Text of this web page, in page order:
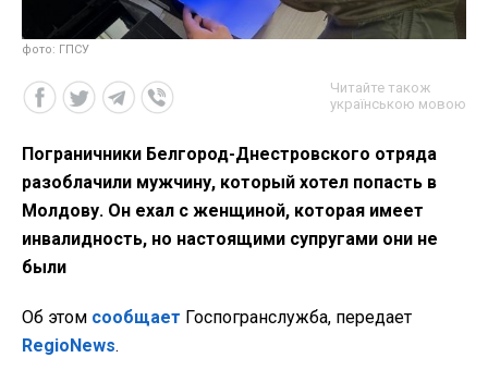
фото: ГПСУ
Читайте також
українською мовою
Пограничники Белгород-Днестровского отряда
разоблачили мужчину, который хотел попасть в
Молдову. Он ехал с женщиной, которая имеет
инвалидность, но настоящими супругами они не
были
Об этом сообщает Госпогранслужба, передает
RegioNews.